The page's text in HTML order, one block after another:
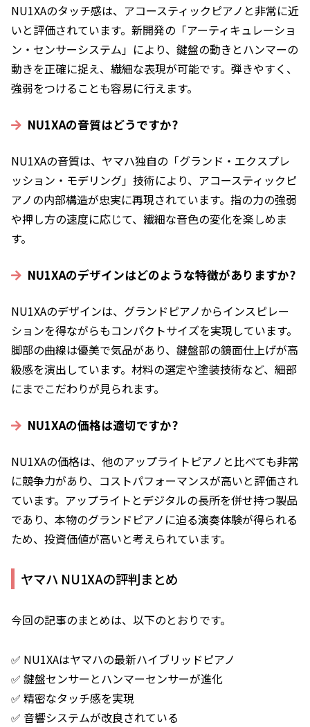
NU1XAのタッチ感は、アコースティックピアノと非常に近
いと評価されています。新開発の「アーティキュレーショ
ン・センサーシステム」により、鍵盤の動きとハンマーの
動きを正確に捉え、繊細な表現が可能です。弾きやすく、
強弱をつけることも容易に行えます。
NU1XAの音質はどうですか?
NU1XAの音質は、ヤマハ独自の「グランド・エクスプレ
ッション・モデリング」技術により、アコースティックピ
アノの内部構造が忠実に再現されています。指の力の強弱
や押し方の速度に応じて、繊細な音色の変化を楽しめま
す。
NU1XAのデザインはどのような特徴がありますか?
NU1XAのデザインは、グランドピアノからインスピレー
ションを得ながらもコンパクトサイズを実現しています。
脚部の曲線は優美で気品があり、鍵盤部の鏡面仕上げが高
級感を演出しています。材料の選定や塗装技術など、細部
にまでこだわりが見られます。
NU1XAの価格は適切ですか?
NU1XAの価格は、他のアップライトピアノと比べても非常
に競争力があり、コストパフォーマンスが高いと評価され
ています。アップライトとデジタルの長所を併せ持つ製品
であり、本物のグランドピアノに迫る演奏体験が得られる
ため、投資価値が高いと考えられています。
ヤマハ NU1XAの評判まとめ
今回の記事のまとめは、以下のとおりです。
✅ NU1XAはヤマハの最新ハイブリッドピアノ
✅ 鍵盤センサーとハンマーセンサーが進化
✅ 精密なタッチ感を実現
✅ 音響システムが改良されている